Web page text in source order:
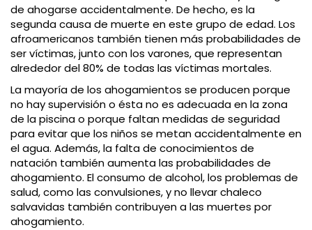
de ahogarse accidentalmente. De hecho, es la
segunda causa de muerte en este grupo de edad. Los
afroamericanos también tienen más probabilidades de
ser víctimas, junto con los varones, que representan
alrededor del 80% de todas las víctimas mortales.
La mayoría de los ahogamientos se producen porque
no hay supervisión o ésta no es adecuada en la zona
de la piscina o porque faltan medidas de seguridad
para evitar que los niños se metan accidentalmente en
el agua. Además, la falta de conocimientos de
natación también aumenta las probabilidades de
ahogamiento. El consumo de alcohol, los problemas de
salud, como las convulsiones, y no llevar chaleco
salvavidas también contribuyen a las muertes por
ahogamiento.